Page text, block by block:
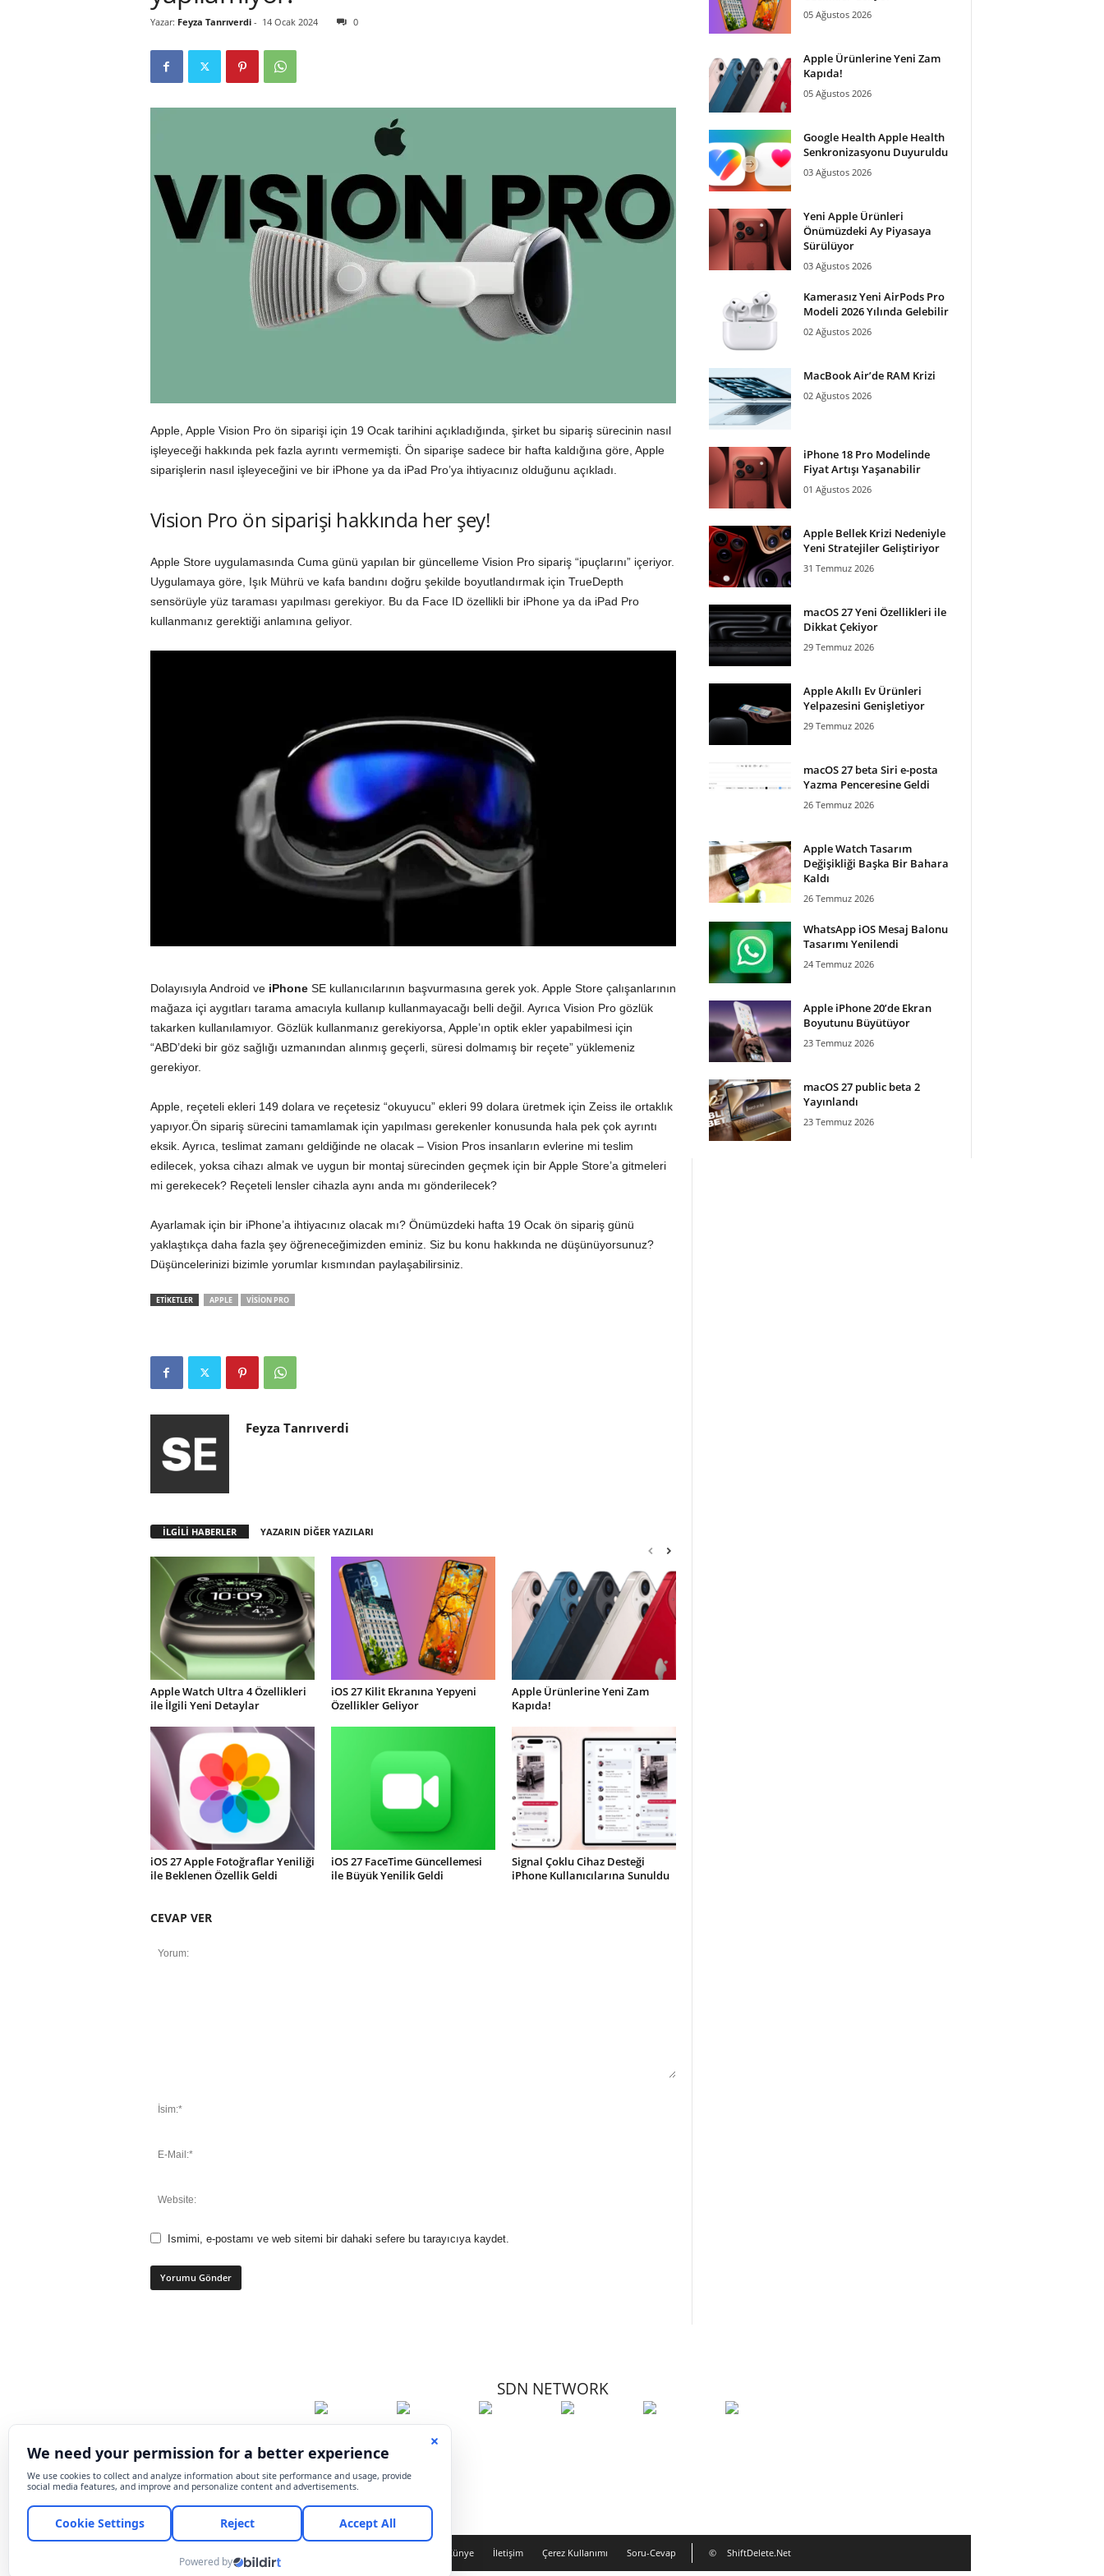
i
l
m
a
Yazar: Feyza Tanrıverdi- 14 Ocak 2024 0
Apple, Apple Vision Pro ön siparişi için 19 Ocak tarihini açıkladığında, şirket bu sipariş sürecinin nasıl
işleyeceği hakkında pek fazla ayrıntı vermemişti. Ön siparişe sadece bir hafta kaldığına göre, Apple
siparişlerin nasıl işleyeceğini ve bir iPhone ya da iPad Pro’ya ihtiyacınız olduğunu açıkladı.
Vision Pro ön siparişi hakkında her şey!
Apple Store uygulamasında Cuma günü yapılan bir güncelleme Vision Pro sipariş “ipuçlarını” içeriyor.
Uygulamaya göre, Işık Mührü ve kafa bandını doğru şekilde boyutlandırmak için TrueDepth
sensörüyle yüz taraması yapılması gerekiyor. Bu da Face ID özellikli bir iPhone ya da iPad Pro
kullanmanız gerektiği anlamına geliyor.
Dolayısıyla Android ve iPhone SE kullanıcılarının başvurmasına gerek yok. Apple Store çalışanlarının
mağaza içi aygıtları tarama amacıyla kullanıp kullanmayacağı belli değil. Ayrıca Vision Pro gözlük
takarken kullanılamıyor. Gözlük kullanmanız gerekiyorsa, Apple’ın optik ekler yapabilmesi için
“ABD’deki bir göz sağlığı uzmanından alınmış geçerli, süresi dolmamış bir reçete” yüklemeniz
gerekiyor.
Apple, reçeteli ekleri 149 dolara ve reçetesiz “okuyucu” ekleri 99 dolara üretmek için Zeiss ile ortaklık
yapıyor.Ön sipariş sürecini tamamlamak için yapılması gerekenler konusunda hala pek çok ayrıntı
eksik. Ayrıca, teslimat zamanı geldiğinde ne olacak – Vision Pros insanların evlerine mi teslim
edilecek, yoksa cihazı almak ve uygun bir montaj sürecinden geçmek için bir Apple Store’a gitmeleri
mi gerekecek? Reçeteli lensler cihazla aynı anda mı gönderilecek?
Ayarlamak için bir iPhone’a ihtiyacınız olacak mı? Önümüzdeki hafta 19 Ocak ön sipariş günü
yaklaştıkça daha fazla şey öğreneceğimizden eminiz. Siz bu konu hakkında ne düşünüyorsunuz?
Düşüncelerinizi bizimle yorumlar kısmından paylaşabilirsiniz.
ETİKETLER APPLE VISION PRO
Feyza Tanrıverdi
İLGİLİ HABERLER YAZARIN DİĞER YAZILARI
Apple Watch Ultra 4 Özellikleri
ile İlgili Yeni Detaylar
iOS 27 Kilit Ekranına Yepyeni
Özellikler Geliyor
Apple Ürünlerine Yeni Zam
Kapıda!
iOS 27 Apple Fotoğraflar Yeniliği
ile Beklenen Özellik Geldi
iOS 27 FaceTime Güncellemesi
ile Büyük Yenilik Geldi
Signal Çoklu Cihaz Desteği
iPhone Kullanıcılarına Sunuldu
CEVAP VER
Ismimi, e-postamı ve web sitemi bir dahaki sefere bu tarayıcıya kaydet.
05 Ağustos 2026
Apple Ürünlerine Yeni Zam
Kapıda!
05 Ağustos 2026
Google Health Apple Health
Senkronizasyonu Duyuruldu
03 Ağustos 2026
Yeni Apple Ürünleri
Önümüzdeki Ay Piyasaya
Sürülüyor
03 Ağustos 2026
Kamerasız Yeni AirPods Pro
Modeli 2026 Yılında Gelebilir
02 Ağustos 2026
MacBook Air’de RAM Krizi
02 Ağustos 2026
iPhone 18 Pro Modelinde
Fiyat Artışı Yaşanabilir
01 Ağustos 2026
Apple Bellek Krizi Nedeniyle
Yeni Stratejiler Geliştiriyor
31 Temmuz 2026
macOS 27 Yeni Özellikleri ile
Dikkat Çekiyor
29 Temmuz 2026
Apple Akıllı Ev Ürünleri
Yelpazesini Genişletiyor
29 Temmuz 2026
macOS 27 beta Siri e-posta
Yazma Penceresine Geldi
26 Temmuz 2026
Apple Watch Tasarım
Değişikliği Başka Bir Bahara
Kaldı
26 Temmuz 2026
WhatsApp iOS Mesaj Balonu
Tasarımı Yenilendi
24 Temmuz 2026
Apple iPhone 20’de Ekran
Boyutunu Büyütüyor
23 Temmuz 2026
macOS 27 public beta 2
Yayınlandı
23 Temmuz 2026
SDN NETWORK
Künye İletişim Çerez Kullanımı Soru-Cevap © ShiftDelete.Net